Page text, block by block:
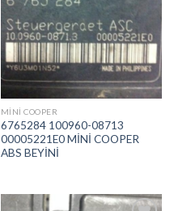
MINI COOPER
6765284 100960-08713
00005221E0 MİNİ COOPER
ABS BEYİNİ